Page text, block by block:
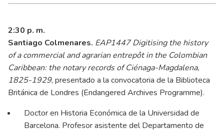
2:30 p. m.
Santiago Colmenares. EAP1447 Digitising the history
of a commercial and agrarian entrepôt in the Colombian
Caribbean: the notary records of Ciénaga-Magdalena,
1825-1929, presentado a la convocatoria de la Biblioteca
Británica de Londres (Endangered Archives Programme).
Doctor en Historia Económica de la Universidad de
Barcelona. Profesor asistente del Departamento de